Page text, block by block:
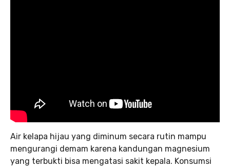
Air kelapa hijau yang diminum secara rutin mampu
mengurangi demam karena kandungan magnesium
yang terbukti bisa mengatasi sakit kepala. Konsumsi